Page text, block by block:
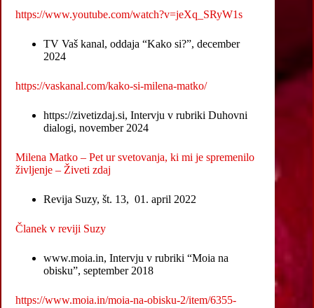
https://www.youtube.com/watch?v=jeXq_SRyW1s
TV Vaš kanal, oddaja “Kako si?”, december
2024
https://vaskanal.com/kako-si-milena-matko/
https://zivetizdaj.si, Intervju v rubriki Duhovni
dialogi, november 2024
Milena Matko – Pet ur svetovanja, ki mi je spremenilo
življenje – Živeti zdaj
Revija Suzy, št. 13, 01. april 2022
Članek v reviji Suzy
www.moia.in, Intervju v rubriki “Moia na
obisku”, september 2018
https://www.moia.in/moia-na-obisku-2/item/6355-